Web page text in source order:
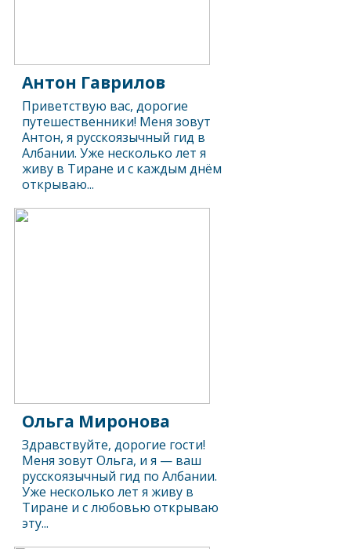
Антон Гаврилов
Приветствую вас, дорогие
путешественники! Меня зовут
Антон, я русскоязычный гид в
Албании. Уже несколько лет я
живу в Тиране и с каждым днём
открываю...
Ольга Миронова
Здравствуйте, дорогие гости!
Меня зовут Ольга, и я — ваш
русскоязычный гид по Албании.
Уже несколько лет я живу в
Тиране и с любовью открываю
эту...